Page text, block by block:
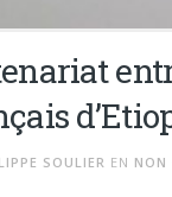
SOULIER EN NON